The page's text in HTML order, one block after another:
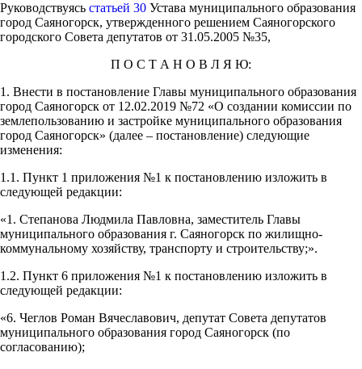
Руководствуясь статьей 30 Устава муниципального образования
город Саяногорск, утвержденного решением Саяногорского
городского Совета депутатов от 31.05.2005 №35,
П О С Т А Н О В Л Я Ю:
1. Внести в постановление Главы муниципального образования
город Саяногорск от 12.02.2019 №72 «О создании комиссии по
землепользованию и застройке муниципального образования
город Саяногорск» (далее – постановление) следующие
изменения:
1.1. Пункт 1 приложения №1 к постановлению изложить в
следующей редакции:
«1. Степанова Людмила Павловна, заместитель Главы
муниципального образования г. Саяногорск по жилищно-
коммунальному хозяйству, транспорту и строительству;».
1.2. Пункт 6 приложения №1 к постановлению изложить в
следующей редакции:
«6. Чеглов Роман Вячеславович, депутат Совета депутатов
муниципального образования город Саяногорск (по
согласованию);